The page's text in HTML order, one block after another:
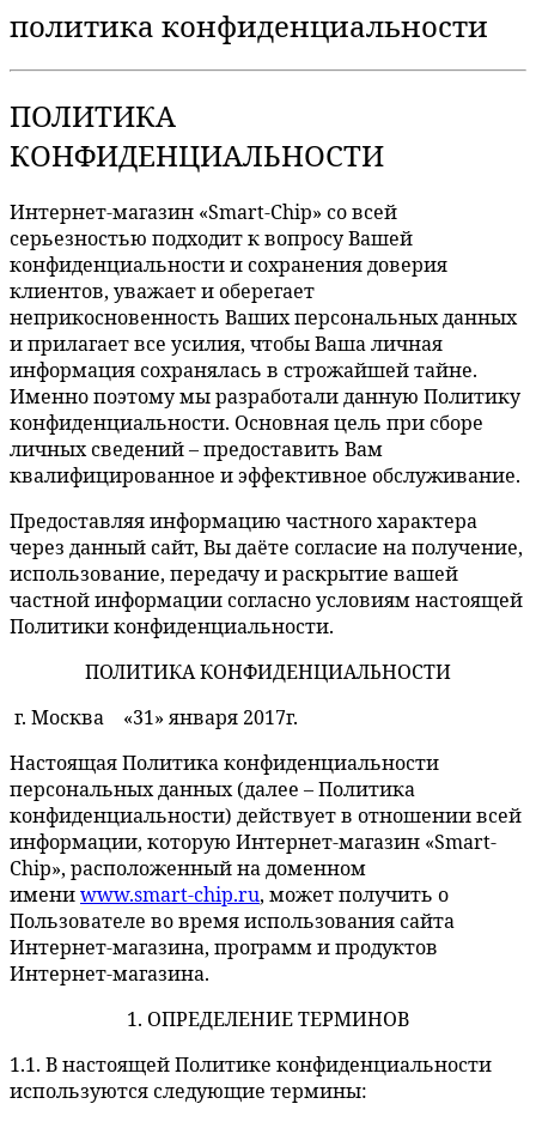
политика конфиденциальности
ПОЛИТИКА
КОНФИДЕНЦИАЛЬНОСТИ
Интернет-магазин «Smart-Chip» со всей
серьезностью подходит к вопросу Вашей
конфиденциальности и сохранения доверия
клиентов, уважает и оберегает
неприкосновенность Ваших персональных данных
и прилагает все усилия, чтобы Ваша личная
информация сохранялась в строжайшей тайне.
Именно поэтому мы разработали данную Политику
конфиденциальности. Основная цель при сборе
личных сведений – предоставить Вам
квалифицированное и эффективное обслуживание.
Предоставляя информацию частного характера
через данный сайт, Вы даёте согласие на получение,
использование, передачу и раскрытие вашей
частной информации согласно условиям настоящей
Политики конфиденциальности.
ПОЛИТИКА КОНФИДЕНЦИАЛЬНОСТИ
г. Москва «31» января 2017г.
Настоящая Политика конфиденциальности
персональных данных (далее – Политика
конфиденциальности) действует в отношении всей
информации, которую Интернет-магазин «Smart-
Chip», расположенный на доменном
имениwww.smart-chip.ru, может получить о
Пользователе во время использования сайта
Интернет-магазина, программ и продуктов
Интернет-магазина.
1. ОПРЕДЕЛЕНИЕ ТЕРМИНОВ
1.1. В настоящей Политике конфиденциальности
используются следующие термины: